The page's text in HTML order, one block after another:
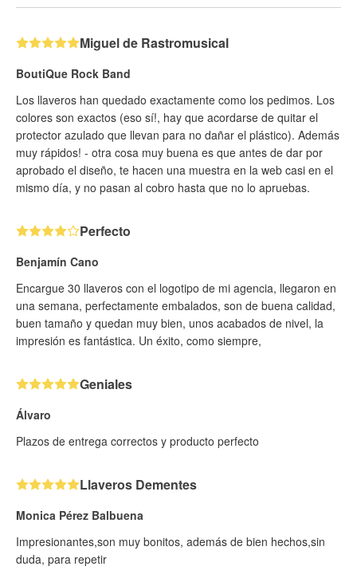
Miguel de Rastromusical
BoutiQue Rock Band
Los llaveros han quedado exactamente como los pedimos. Los
colores son exactos (eso sí!, hay que acordarse de quitar el
protector azulado que llevan para no dañar el plástico). Además
muy rápidos! - otra cosa muy buena es que antes de dar por
aprobado el diseño, te hacen una muestra en la web casi en el
mismo día, y no pasan al cobro hasta que no lo apruebas.
Perfecto
Benjamín Cano
Encargue 30 llaveros con el logotipo de mi agencia, llegaron en
una semana, perfectamente embalados, son de buena calidad,
buen tamaño y quedan muy bien, unos acabados de nivel, la
impresión es fantástica. Un éxito, como siempre,
Geniales
Álvaro
Plazos de entrega correctos y producto perfecto
Llaveros Dementes
Monica Pérez Balbuena
Impresionantes,son muy bonitos, además de bien hechos,sin
duda, para repetir